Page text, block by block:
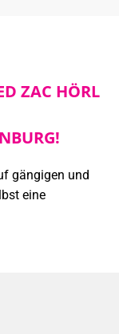
ZAC HÖRL
gängigen und
eine